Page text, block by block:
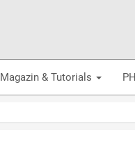
Magazin & Tutorials